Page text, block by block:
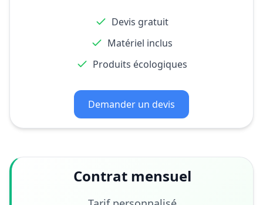
Devis gratuit
Matériel inclus
Produits écologiques
Demander un devis
Contrat mensuel